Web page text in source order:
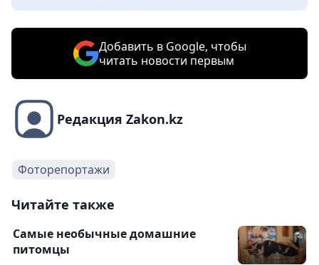
Добавить в Google, чтобы
читать новости первым
Редакция Zakon.kz
Фоторепортажи
Читайте также
Самые необычные домашние
питомцы